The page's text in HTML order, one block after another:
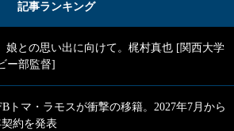
記事ランキング
娘との思い出に向けて。梶村真也 [関西大学
ー部監督]
トマ・ラモスが衝撃の移籍。2027年7月から
約を発表